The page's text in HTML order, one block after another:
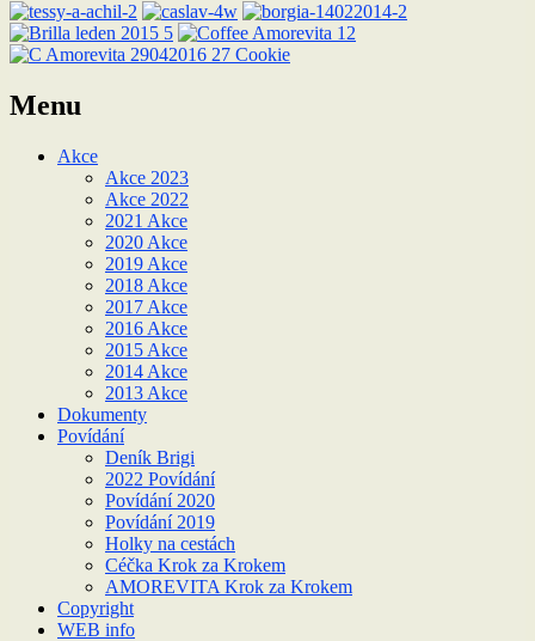
Menu
Akce
Akce 2023
Akce 2022
2021 Akce
2020 Akce
2019 Akce
2018 Akce
2017 Akce
2016 Akce
2015 Akce
2014 Akce
2013 Akce
Dokumenty
Povídání
Deník Brigi
2022 Povídání
Povídání 2020
Povídání 2019
Holky na cestách
Céčka Krok za Krokem
AMOREVITA Krok za Krokem
Copyright
WEB info